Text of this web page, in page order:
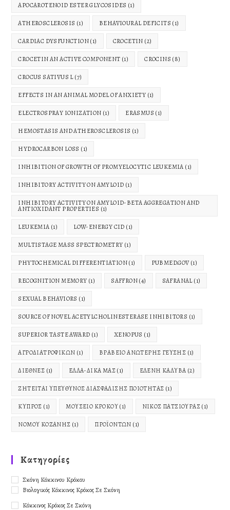
APOCAROTENOID ESTER GLYCOSIDES (1)
ATHEROSCLEROSIS (1) BEHAVIOURAL DEFICITS (1)
CARDIAC DYSFUNCTION(1) CROCETIN (2)
CROCETIN AN ACTIVE COMPONENT (1) CROCINS (8)
CROCUS SATIVUS L(7)
EFFECTS IN AN ANIMAL MODEL OF ANXIETY (1)
ELECTROSPRAY IONIZATION (1) ERASMUS (1)
HEMOSTASIS AND ATHEROSCLEROSIS (1)
HYDROCARBON LOSS (1)
INHIBITION OF GROWTH OF PROMYELOCYTIC LEUKEMIA (1)
INHIBITORY ACTIVITY ON AMYLOID (1)
INHIBITORY ACTIVITY ON AMYLOID-BETA AGGREGATION AND
ANTIOXIDANT PROPERTIES (1)
LEUKEMIA (1) LOW-ENERGY CID (1)
MULTISTAGE MASS SPECTROMETRY (1)
PHYTOCHEMICAL DIFFERENTIATION(1) PUBMED.GOV(1)
RECOGNITION MEMORY (1) SAFFRON(4) SAFRANAL(1)
SEXUAL BEHAVIORS (1)
SOURCE OF NOVEL ACETYLCHOLINESTERASE INHIBITORS (1)
SUPERIOR TASTE AWARD (1) XENOPUS (1)
ΑΓΡΟΔΙΑΤΡΟΦΙΚΏΝ (1) ΒΡΑΒΕΊΟ ΑΝΏΤΕΡΗΣ ΓΕΎΣΗΣ (1)
ΔΙΕΘΝΈΣ (1) ΕΛΛΑ-ΔΙΚΑ ΜΑΣ(1) ΕΛΈΝΗ ΚΑΛΎΒΑ (2)
ΖΗΤΕΊΤΑΙ ΥΠΕΎΘΥΝΟΣ ΔΙΑΣΦΆΛΙΣΗΣ ΠΟΙΌΤΗΤΑΣ (1)
ΚΎΠΡΟΣ (1) ΜΟΥΣΕΊΟ ΚΡΌΚΟΥ(1) ΝΊΚΟΣ ΠΑΤΣΙΟΎΡΑΣ(1)
ΝΟΜΟΎ ΚΟΖΆΝΗΣ (1) ΠΡΟΪΌΝΤΩΝ (1)
Kατηγορίες
Σκόνη Κόκκινου Κρόκου
Βιολογικός Κόκκινος Κρόκος Σε Σκόνη
Κόκκινος Κρόκος Σε Σκόνη